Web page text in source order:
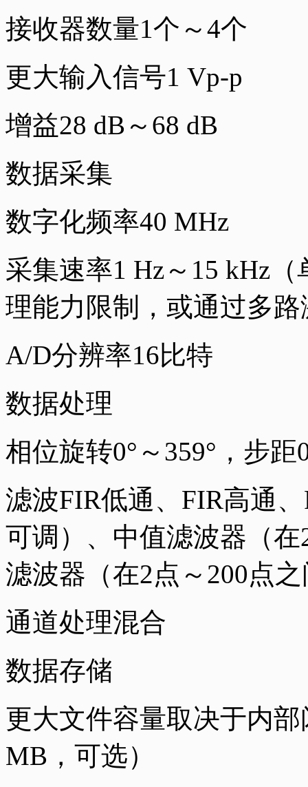
接收器数量1个～4个
更大输入信号1 Vp-p
增益28 dB～68 dB
数据采集
数字化频率40 MHz
采集速率1 Hz～15 kHz
理能力限制，或通过多
A/D分辨率16比特
数据处理
相位旋转0°～359°，步距
滤波FIR低通、FIR高通
可调）、中值滤波器（
滤波器（在2点～200点
通道处理混合
数据存储
更大文件容量取决于内
MB，可选）